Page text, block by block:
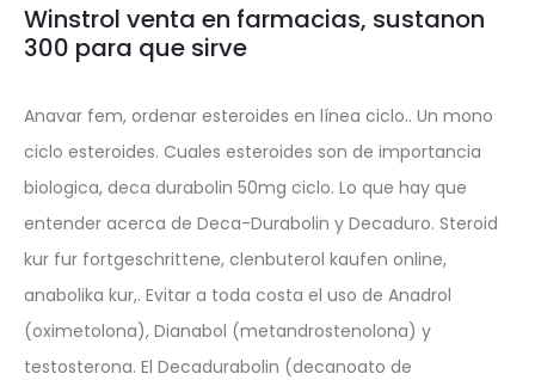
Winstrol venta en farmacias, sustanon
300 para que sirve
Anavar fem, ordenar esteroides en línea ciclo.. Un mono
ciclo esteroides. Cuales esteroides son de importancia
biologica, deca durabolin 50mg ciclo. Lo que hay que
entender acerca de Deca-Durabolin y Decaduro. Steroid
kur fur fortgeschrittene, clenbuterol kaufen online,
anabolika kur,. Evitar a toda costa el uso de Anadrol
(oximetolona), Dianabol (metandrostenolona) y
testosterona. El Decadurabolin (decanoato de